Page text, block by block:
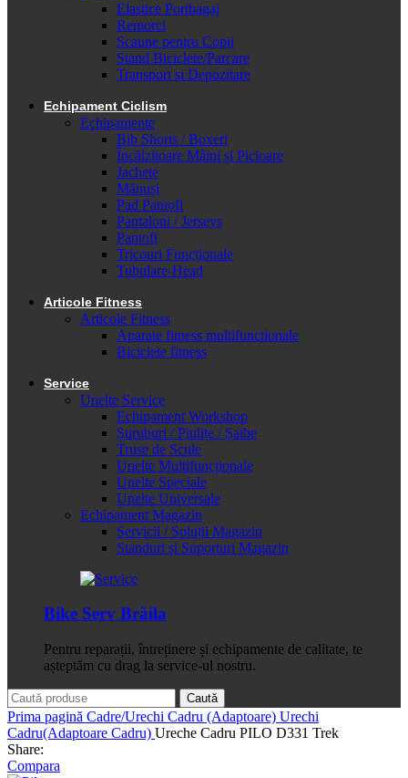
Elastice Portbagaj
Remorci
Scaune pentru Copii
Stand Biciclete/Parcare
Transport si Depozitare
Echipament Ciclism
Echipamente
Bib Shorts / Boxeri
Încălzitoare Mâini și Picioare
Jachete
Mănuși
Pad Pantofi
Pantaloni / Jerseys
Pantofi
Tricouri Funcționale
Tubulare-Head
Articole Fitness
Articole Fitness
Aparate fitness multifunctionale
Biciclete fitness
Service
Unelte Service
Echipament Workshop
Șuruburi / Piulițe / Șaibe
Truse de Scule
Unelte Multifuncționale
Unelte Speciale
Unelte Universale
Echipament Magazin
Servicii / Soluții Magazin
Standuri și Suporturi Magazin
Bike Serv Brăila
Pentru reparații, întreținere și echipamente de calitate, te
așteptăm cu drag la service-ul nostru.
Caută
Prima pagină Cadre/Urechi Cadru (Adaptoare) Urechi
Cadru(Adaptoare Cadru) Ureche Cadru PILO D331 Trek
Share:
Compara